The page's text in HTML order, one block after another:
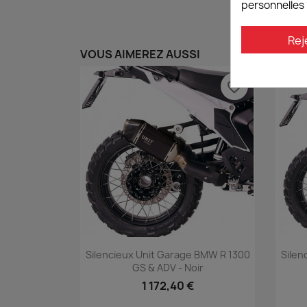
VOUS AIMEREZ AUSSI
 Aperçu rapide
Silencieux Unit Garage BMW R 1300
GS & ADV - Noir
1 172,40 €
favorite_border
personnelles